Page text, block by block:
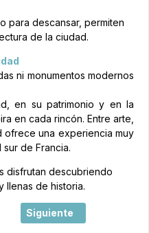
para descansar, permiten
de la ciudad.
ni monumentos modernos
en su patrimonio y en la
en cada rincón. Entre arte,
ofrece una experiencia muy
de Francia.
disfrutan descubriendo
llenas de historia.
pequeño puerto normando
Artículo siguiente:
Siguiente